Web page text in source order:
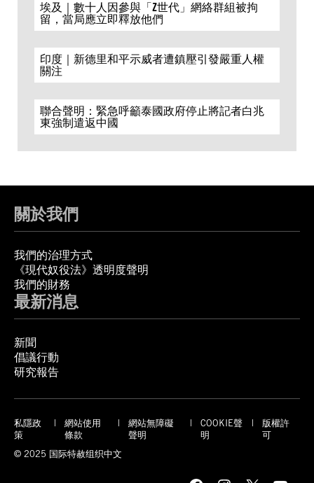
埃及｜數十人因參與「Z世代」網絡群組被拘
留，當局應立即釋放他們
印度｜新德里和平示威者遭鎮壓引發嚴重人權
關注
聯合聲明：緊急呼籲泰國政府停止將記者白兆
東強制遣返中國
關於我們
我們的治理方式
《現代奴役法》透明度聲明
我們的財務
最新消息
新聞
倡議行動
研究報告
私隱政
策
網站使用
條款
網站無障礙
聲明
COOKIE聲
明
版權許
可
© 2025 国际特赦组织中文